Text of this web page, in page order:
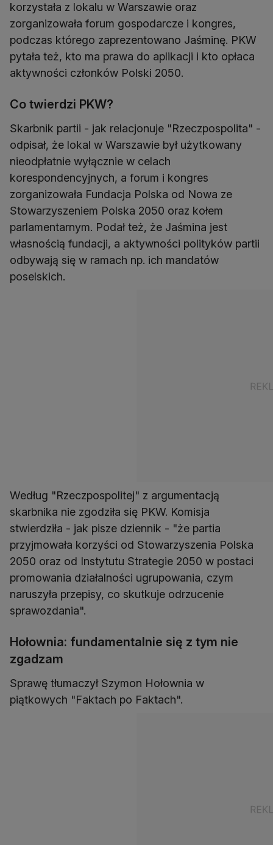
korzystała z lokalu w Warszawie oraz
zorganizowała forum gospodarcze i kongres,
podczas którego zaprezentowano Jaśminę. PKW
pytała też, kto ma prawa do aplikacji i kto opłaca
aktywności członków Polski 2050.
Co twierdzi PKW?
Skarbnik partii - jak relacjonuje "Rzeczpospolita" -
odpisał, że lokal w Warszawie był użytkowany
nieodpłatnie wyłącznie w celach
korespondencyjnych, a forum i kongres
zorganizowała Fundacja Polska od Nowa ze
Stowarzyszeniem Polska 2050 oraz kołem
parlamentarnym. Podał też, że Jaśmina jest
własnością fundacji, a aktywności polityków partii
odbywają się w ramach np. ich mandatów
poselskich.
Według "Rzeczpospolitej" z argumentacją
skarbnika nie zgodziła się PKW. Komisja
stwierdziła - jak pisze dziennik - "że partia
przyjmowała korzyści od Stowarzyszenia Polska
2050 oraz od Instytutu Strategie 2050 w postaci
promowania działalności ugrupowania, czym
naruszyła przepisy, co skutkuje odrzucenie
sprawozdania".
Hołownia: fundamentalnie się z tym nie
zgadzam
Sprawę tłumaczył Szymon Hołownia w
piątkowych "Faktach po Faktach".